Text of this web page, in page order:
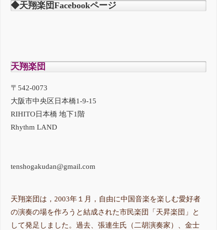
◆天翔楽団Facebookページ
天翔楽団
〒542-0073
大阪市中央区日本橋1-9-15
RIHITO日本橋 地下1階
Rhythm LAND
tenshogakudan@gmail.com
天翔楽団は，2003年１月，自由に中国音楽を楽しむ愛好者
の演奏の場を作ろうと結成された市民楽団「天昇楽団」と
して発足しました。過去、張連生氏（二胡演奏家）、金士